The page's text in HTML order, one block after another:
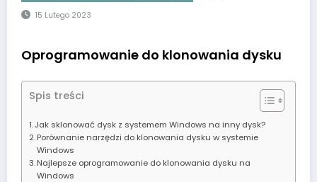
15 Lutego 2023
Oprogramowanie do klonowania dysku
Spis treści
Jak sklonować dysk z systemem Windows na inny dysk?
Porównanie narzędzi do klonowania dysku w systemie
Windows
Najlepsze oprogramowanie do klonowania dysku na
Windows